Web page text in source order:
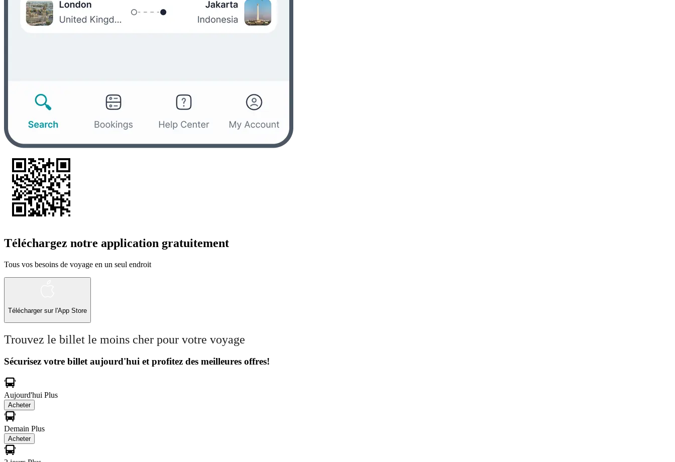
Téléchargez notre application gratuitement
Tous vos besoins de voyage en un seul endroit
Télécharger sur l'App Store
Trouvez le billet le moins cher pour votre voyage
Sécurisez votre billet aujourd'hui et profitez des meilleures offres!
Aujourd'hui Plus
Acheter
Demain Plus
Acheter